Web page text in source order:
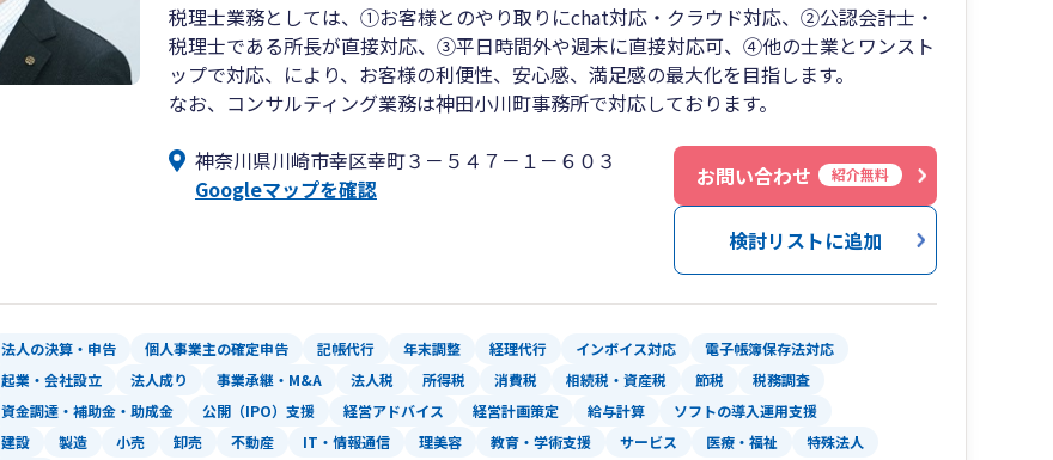
税理士業務としては、①お客様とのやり取りにchat対応・クラウド対応、②公認会計士・
税理士である所長が直接対応、③平日時間外や週末に直接対応可、④他の士業とワンスト
ップで対応、により、お客様の利便性、安心感、満足感の最大化を目指します。
なお、コンサルティング業務は神田小川町事務所で対応しております。
神奈川県川崎市幸区幸町３－５４７－１－６０３
Googleマップを確認
お問い合わせ 紹介無料
検討リストに追加
法人の決算・申告 個人事業主の確定申告 記帳代行 年末調整 経理代行 インボイス対応
電子帳簿保存法対応
起業・会社設立
法人成り 事業承継・M&A 法人税 所得税 消費税 相続税・資産税 節税
税務調査
資金調達・補助金・助成金
公開（IPO）支援 経営アドバイス 経営計画策定 給与計算 ソフトの導入運用支援
建設 製造 小売 卸売 不動産 IT・情報通信 理美容 教育・学術支援 サービス 医療・福祉
特殊法人